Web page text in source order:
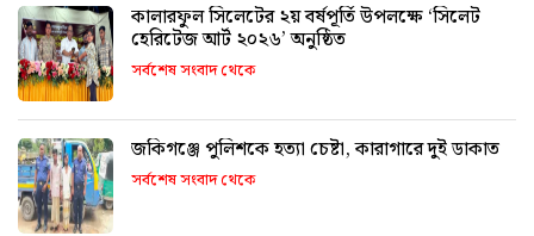
কালারফুল সিলেটের ২য় বর্ষপূর্তি উপলক্ষে ‘সিলেট
হেরিটেজ আর্ট ২০২৬’ অনুষ্ঠিত
সর্বশেষ সংবাদ থেকে
জকিগঞ্জে পুলিশকে হত্যা চেষ্টা, কারাগারে দুই ডাকাত
সর্বশেষ সংবাদ থেকে